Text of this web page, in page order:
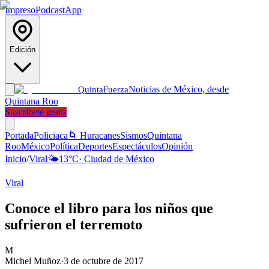
ImpresoPodcastApp
Edición
QuintaFuerzaNoticias de México, desde
Quintana Roo
Suscríbete gratis
PortadaPoliciaca 🌀 HuracanesSismosQuintana
RooMéxicoPolíticaDeportesEspectáculosOpinión
Inicio/Viral🌤️13°C· Ciudad de México
Viral
Conoce el libro para los niños que
sufrieron el terremoto
M
Michel Muñoz·3 de octubre de 2017